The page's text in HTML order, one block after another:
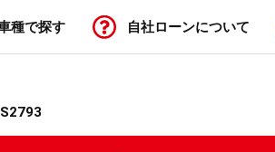
種で探す 自社ローンについて